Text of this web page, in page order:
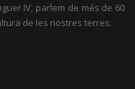
IV, parlem de més de 60
de les nostres terres.